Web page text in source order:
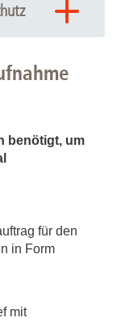
die Nutzung der
Daten in
verarbeitet.
der
oder die
Behandlung
nicht
benötigt, um
für den
in Form
mit